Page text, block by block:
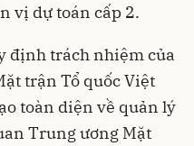
vị dự toán cấp 2.
định trách nhiệm của
trận Tổ quốc Việt
toàn diện về quản lý
Trung ương Mặt